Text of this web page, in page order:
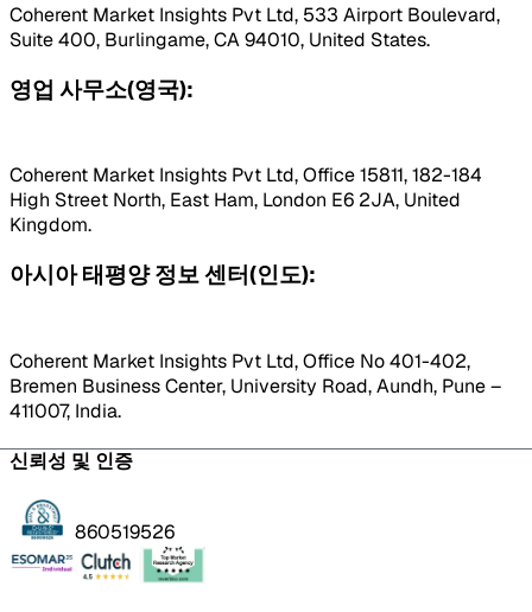
Coherent Market Insights Pvt Ltd, 533 Airport Boulevard,
Suite 400, Burlingame, CA 94010, United States.
영업 사무소(영국):
Coherent Market Insights Pvt Ltd, Office 15811, 182-184
High Street North, East Ham, London E6 2JA, United
Kingdom.
아시아 태평양 정보 센터(인도):
Coherent Market Insights Pvt Ltd, Office No 401-402,
Bremen Business Center, University Road, Aundh, Pune –
411007, India.
신뢰성 및 인증
860519526